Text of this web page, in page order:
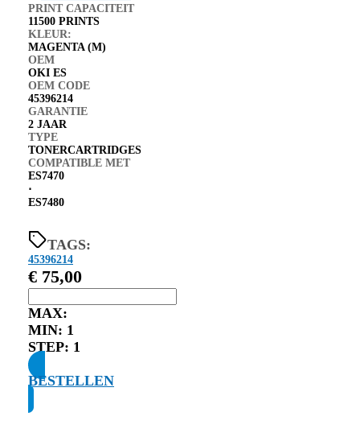
PRINT CAPACITEIT
11500 PRINTS
KLEUR:
MAGENTA (M)
OEM
OKI ES
OEM CODE
45396214
GARANTIE
2 JAAR
TYPE
TONERCARTRIDGES
COMPATIBLE MET
ES7470
⋅
ES7480
TAGS:
45396214
€ 75,00
MAX:
MIN: 1
STEP: 1
BESTELLEN